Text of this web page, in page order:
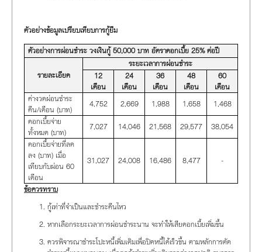
ตัวอย่างข้อมูลเปรียบเทียบการกู้ยืม
ตัวอย่างการผ่อนชำระ วงเงินกู้ 50,000 บาท อัตราดอกเบี้ย 25% ต่อปี
รายละเอียด
ระยะเวลาการผ่อนชำระ
12
เดือน
24
เดือน
36
เดือน
48
เดือน
60
เดือน
ค่างวดผ่อนชำระ
คืน/เดือน (บาท)
4,752 2,669 1,988 1,658
1,468
ดอกเบี้ยจ่าย
ทั้งหมด (บาท)
7,027 14,046 21,568 29,577
38,054
ดอกเบี้ยจ่ายที่ลด
ลง (บาท) เมื่อ
เทียบกับผ่อน 60
เดือน
31,027 24,008 16,486 8,477 -
ข้อควรทราบ
กู้เท่าที่จำเป็นและชำระคืนไหว
หากเลือกระยะเวลาการผ่อนชำระนาน จะทำให้เสียดอกเบี้ยเพิ่มขึ้น
ควรพิจารณาชำระโปะหนี้เพิ่มเติมเพื่อปิดหนี้ได้เร็วขึ้น ตามหลักการตัด